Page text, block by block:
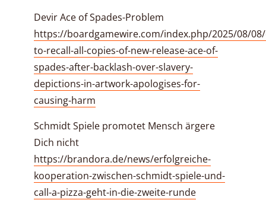
Devir Ace of Spades-Problem
https://boardgamewire.com/index.php/2025/08/
to-recall-all-copies-of-new-release-ace-of-
spades-after-backlash-over-slavery-
depictions-in-artwork-apologises-for-
causing-harm
Schmidt Spiele promotet Mensch ärgere
Dich nicht
https://brandora.de/news/erfolgreiche-
kooperation-zwischen-schmidt-spiele-und-
call-a-pizza-geht-in-die-zweite-runde